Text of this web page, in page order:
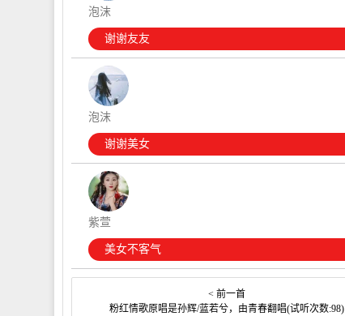
泡沫
谢谢友友
泡沫
谢谢美女
紫萱
美女不客气
< 前一首
粉红情歌原唱是孙辉/蓝若兮，由青春翻唱(试听次数:98)